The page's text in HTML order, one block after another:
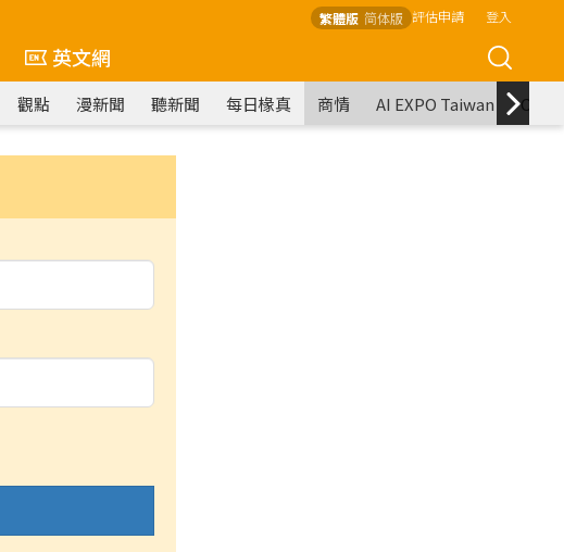
繁體版 简体版 評估申請 登入
英文網
觀點 漫新聞 聽新聞 每日椽真 商情 AI EXPO Taiwan